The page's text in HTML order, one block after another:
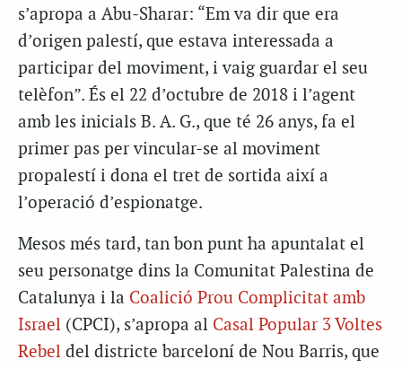
s’apropa a Abu-Sharar: “Em va dir que era
d’origen palestí, que estava interessada a
participar del moviment, i vaig guardar el seu
telèfon”. És el 22 d’octubre de 2018 i l’agent
amb les inicials B. A. G., que té 26 anys, fa el
primer pas per vincular-se al moviment
propalestí i dona el tret de sortida així a
l’operació d’espionatge.
Mesos més tard, tan bon punt ha apuntalat el
seu personatge dins la Comunitat Palestina de
Catalunya i la Coalició Prou Complicitat amb
Israel (CPCI), s’apropa al Casal Popular 3 Voltes
Rebel del districte barceloní de Nou Barris, que